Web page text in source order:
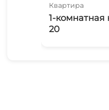
Квартира
1-комнатная
20